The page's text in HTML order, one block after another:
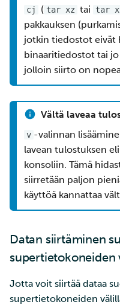
cj ( tar xz tai tar
pakkauksen
jotkin tiedostot eivät
binaaritiedostot tai
jolloin siirto on
Vältä laveaa
v -valinnan
lavean tulostuksen
konsoliin. Tämä
siirretään paljon
käyttöä kannattaa
Datan siirtäminen
supertietokoneiden
Jotta voit siirtää dataa
supertietokoneiden